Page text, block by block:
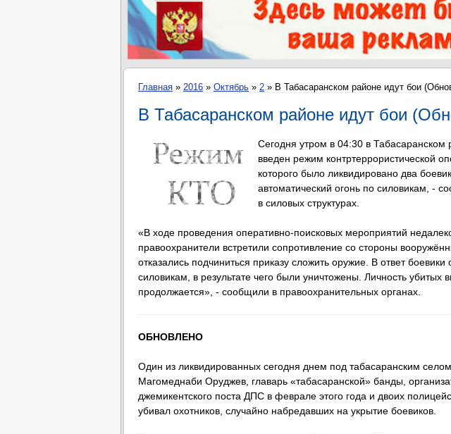
Главная » 2016 » Октябрь » 2 » В Табасаранском районе идут бои
В Табасаранском районе идут бои
Сегодня утром в 04:30 в Табасаранском
введен режим контртеррористической
которого было ликвидировано два
автоматический огонь по силовикам, -
в силовых структурах.
«В ходе проведения оперативно-поисковых мероприятий
правоохранители встретили сопротивление со стороны
отказались подчиниться приказу сложить оружие. В ответ боевики
силовикам, в результате чего были уничтожены. Личность убитых
продолжается», - сообщили в правоохранительных органах.
ОБНОВЛЕНО
Один из ликвидированных сегодня днем под табасаранским селом
Магомеднаби Оруджев, главарь «табасаранской» банды,
джемикентского поста ДПС в феврале этого года и двоих
убивал охотников, случайно набредавших на укрытие боевиков.